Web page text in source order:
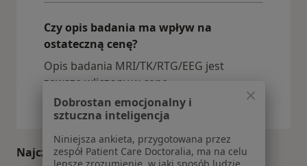
Czy opis badania ma wpływ na
ostateczną cenę?
Opis badania MRI/TK/RTG/EEG jest
zawsze wliczony w cenę.
Najczęściej zadawane pytania
Dobrostan emocjonalny i
sztuczna inteligencja
Niniejsza ankieta, przygotowana przez
zespół Patient Care Doctoralia, ma na celu